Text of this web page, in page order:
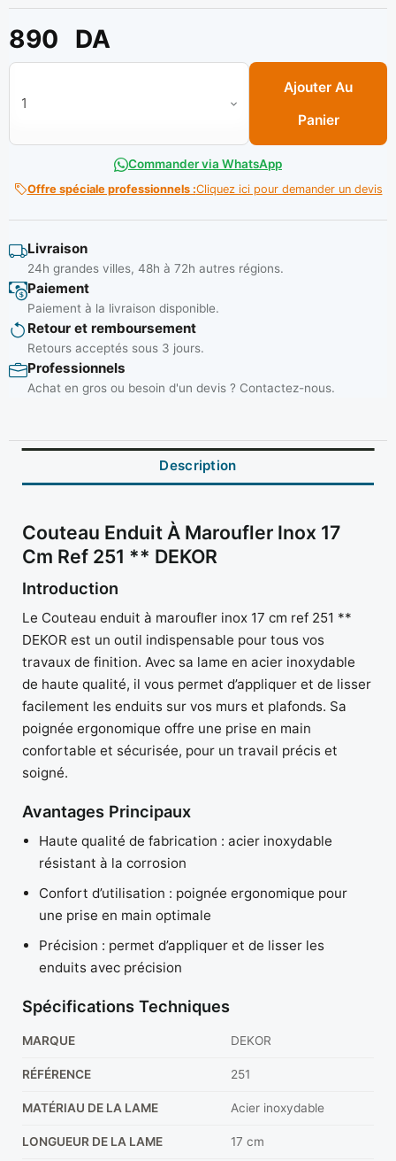
890 DA
quantité de Couteau enduit a maroufler inox 17 cm ref 251 **
Ajouter Au
Panier
Commander via WhatsApp
Offre spéciale professionnels :Cliquez ici pour demander un devis
Livraison
24h grandes villes, 48h à 72h autres régions.
Paiement
Paiement à la livraison disponible.
Retour et remboursement
Retours acceptés sous 3 jours.
Professionnels
Achat en gros ou besoin d'un devis ? Contactez-nous.
Description
Couteau Enduit À Maroufler Inox 17
Cm Ref 251 ** DEKOR
Introduction
Le Couteau enduit à maroufler inox 17 cm ref 251 **
DEKOR est un outil indispensable pour tous vos
travaux de finition. Avec sa lame en acier inoxydable
de haute qualité, il vous permet d’appliquer et de lisser
facilement les enduits sur vos murs et plafonds. Sa
poignée ergonomique offre une prise en main
confortable et sécurisée, pour un travail précis et
soigné.
Avantages Principaux
Haute qualité de fabrication : acier inoxydable
résistant à la corrosion
Confort d’utilisation : poignée ergonomique pour
une prise en main optimale
Précision : permet d’appliquer et de lisser les
enduits avec précision
Spécifications Techniques
MARQUE DEKOR
RÉFÉRENCE 251
MATÉRIAU DE LA LAME Acier inoxydable
LONGUEUR DE LA LAME 17 cm